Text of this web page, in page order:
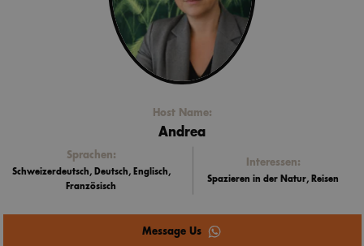
Host Name:
Andrea
Sprachen:
Schweizerdeutsch, Deutsch, Englisch,
Französisch
Interessen:
Spazieren in der Natur, Reisen
Message Us